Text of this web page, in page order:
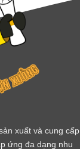
xuất và cung cấp
ứng đa dạng nhu